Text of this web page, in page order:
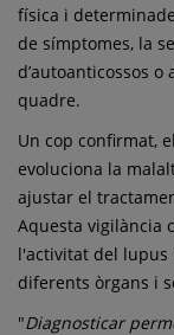
física i
de símptomes, la
d’autoanticossos
quadre.
Un cop confirmat,
evoluciona la
ajustar el
Aquesta vigilància
l'activitat del
diferents òrgans i
"Diagnosticar